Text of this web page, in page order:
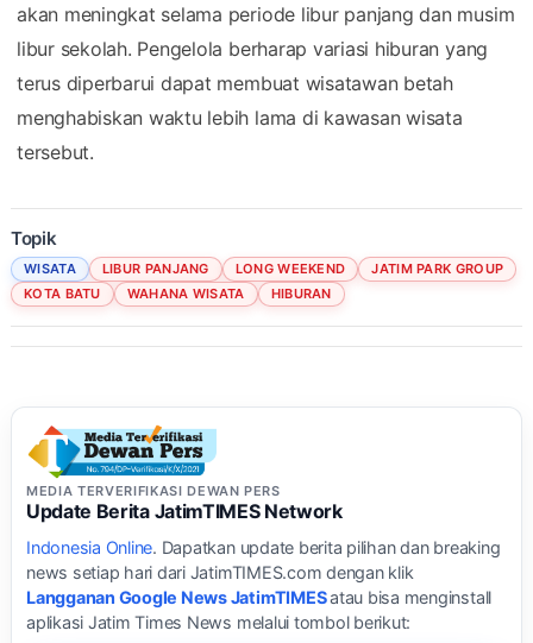
akan meningkat selama periode libur panjang dan musim
libur sekolah. Pengelola berharap variasi hiburan yang
terus diperbarui dapat membuat wisatawan betah
menghabiskan waktu lebih lama di kawasan wisata
tersebut.
Topik
WISATA LIBUR PANJANG LONG WEEKEND
JATIM PARK GROUP
KOTA BATU
WAHANA WISATA HIBURAN
MEDIA TERVERIFIKASI DEWAN PERS
Update Berita JatimTIMES Network
Indonesia Online. Dapatkan update berita pilihan dan breaking
news setiap hari dari JatimTIMES.com dengan klik
Langganan Google News JatimTIMESatau bisa menginstall
aplikasi Jatim Times News melalui tombol berikut: